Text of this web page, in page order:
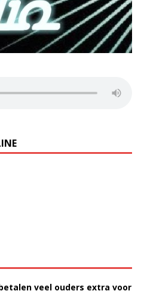
veel ouders extra voor